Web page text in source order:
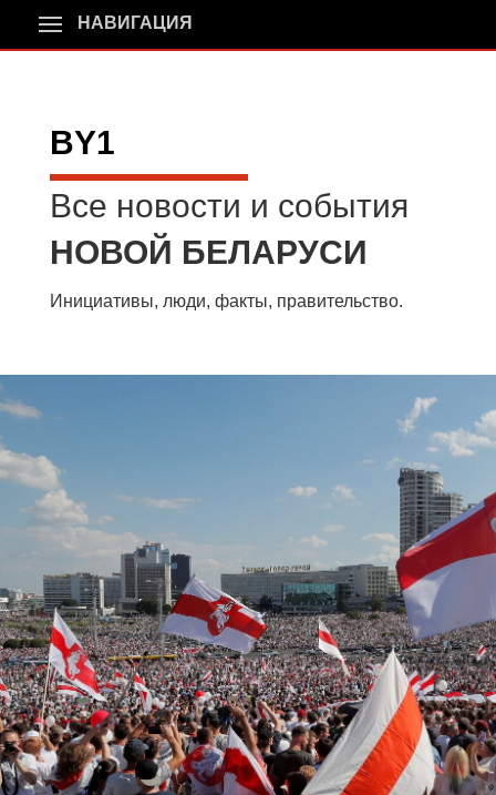
НАВИГАЦИЯ
BY1
Все новости и события
НОВОЙ БЕЛАРУСИ
Инициативы, люди, факты, правительство.